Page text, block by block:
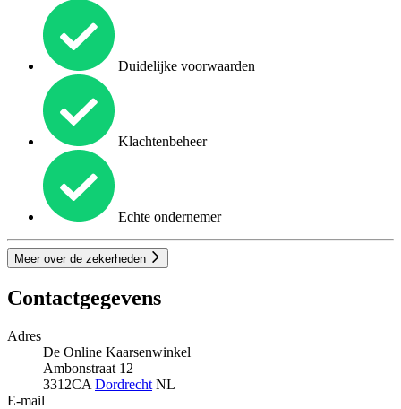
Duidelijke voorwaarden
Klachtenbeheer
Echte ondernemer
Meer over de zekerheden
Contactgegevens
Adres
De Online Kaarsenwinkel
Ambonstraat 12
3312CA Dordrecht NL
E-mail